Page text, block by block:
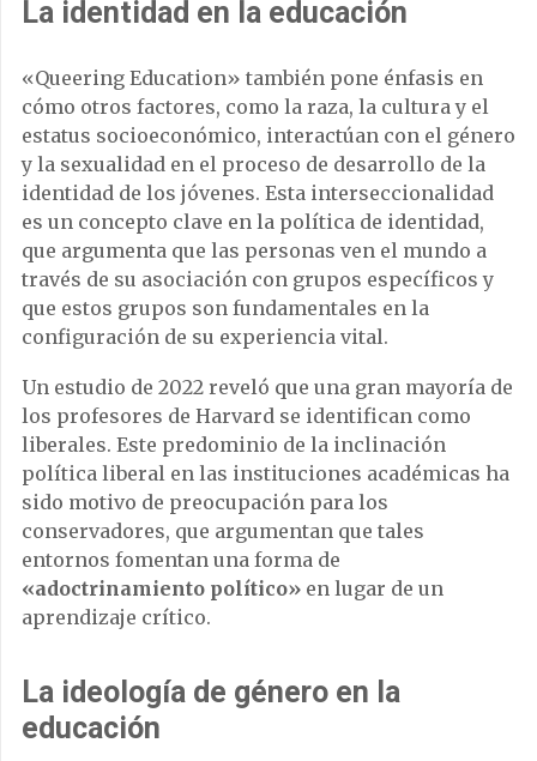
La identidad en la educación
«Queering Education» también pone énfasis en
cómo otros factores, como la raza, la cultura y el
estatus socioeconómico, interactúan con el género
y la sexualidad en el proceso de desarrollo de la
identidad de los jóvenes. Esta interseccionalidad
es un concepto clave en la política de identidad,
que argumenta que las personas ven el mundo a
través de su asociación con grupos específicos y
que estos grupos son fundamentales en la
configuración de su experiencia vital.
Un estudio de 2022 reveló que una gran mayoría de
los profesores de Harvard se identifican como
liberales. Este predominio de la inclinación
política liberal en las instituciones académicas ha
sido motivo de preocupación para los
conservadores, que argumentan que tales
entornos fomentan una forma de
«adoctrinamiento político» en lugar de un
aprendizaje crítico.
La ideología de género en la
educación